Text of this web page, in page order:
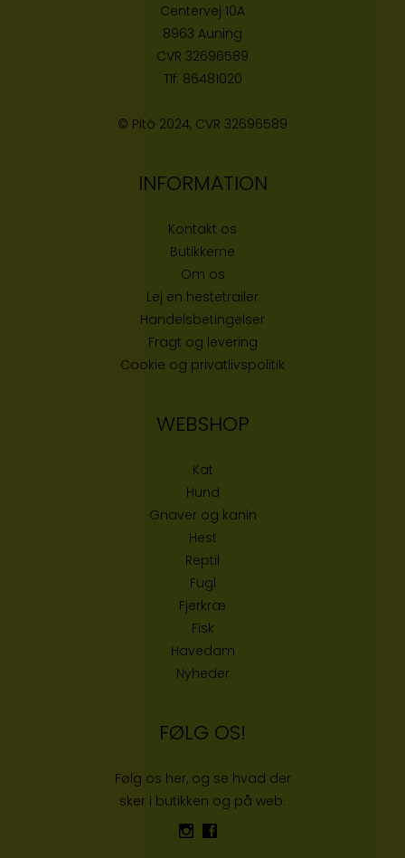
Centervej 10A
8963 Auning
CVR 32696589
Tlf: 86481020
© Pitó 2024, CVR 32696589
INFORMATION
Kontakt os
Butikkerne
Om os
Lej en hestetrailer
Handelsbetingelser
Fragt og levering
Cookie og privatlivspolitik
WEBSHOP
Kat
Hund
Gnaver og kanin
Hest
Reptil
Fugl
Fjerkræ
Fisk
Havedam
Nyheder
FØLG OS!
Følg os her, og se hvad der
sker i butikken og på web: